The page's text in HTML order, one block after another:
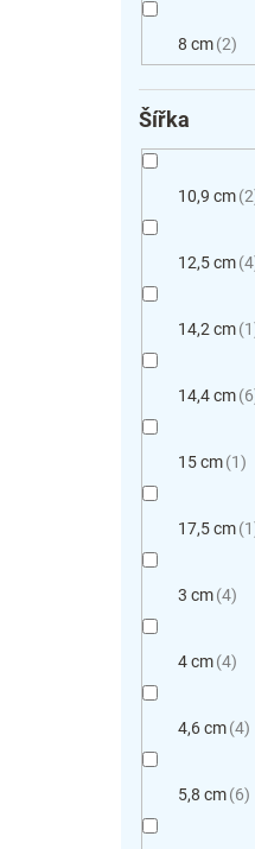
8 cm 2
Šířka
10,9 cm 2
12,5 cm 4
14,2 cm 1
14,4 cm 6
15 cm 1
17,5 cm 1
3 cm 4
4 cm 4
4,6 cm 4
5,8 cm 6